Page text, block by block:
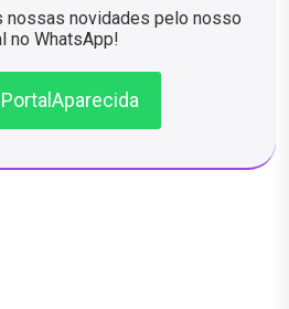
nossas novidades pelo nosso
no WhatsApp!